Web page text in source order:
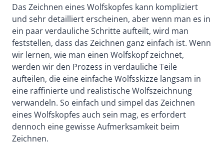
Das Zeichnen eines Wolfskopfes kann kompliziert
und sehr detailliert erscheinen, aber wenn man es in
ein paar verdauliche Schritte aufteilt, wird man
feststellen, dass das Zeichnen ganz einfach ist. Wenn
wir lernen, wie man einen Wolfskopf zeichnet,
werden wir den Prozess in verdauliche Teile
aufteilen, die eine einfache Wolfsskizze langsam in
eine raffinierte und realistische Wolfszeichnung
verwandeln. So einfach und simpel das Zeichnen
eines Wolfskopfes auch sein mag, es erfordert
dennoch eine gewisse Aufmerksamkeit beim
Zeichnen.